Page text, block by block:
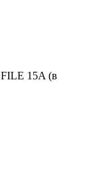
15A (в